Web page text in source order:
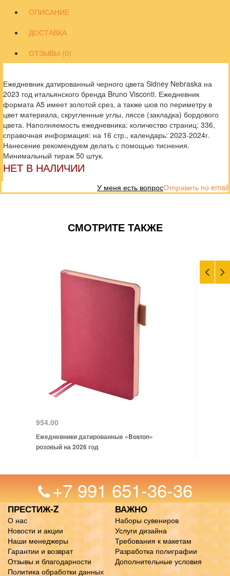
ОПИСАНИЕ
ДОСТАВКА
ОТЗЫВЫ (0)
Ежедневник датированный черного цвета Sidney Nebraska на
2023 год итальянского бренда Bruno Visconti. Ежедневник
формата А5 имеет золотой срез, а также шов по периметру в
цвет материала, скругленные углы, ляссе (закладка) бордового
цвета. Наполняемость ежедневника: количество страниц: 336,
справочная информация: на 16 стр., календарь: 2023-2024г.
Нанесение рекомендуем делать с помощью тиснения.
Минимальный тираж 50 штук.
НЕТ В НАЛИЧИИ
Отправить по email
У меня есть вопрос
СМОТРИТЕ ТАКЖЕ
954.00
Ежедневники датированные «Boston»
розовый на 2026 год
+7 991 651-36-36
ПРЕСТИЖ-Z
О нас
Новости и акции
Наши менеджеры
Гарантии и возврат
Отзывы и благодарности
Политика обработки данных
ВАЖНО
Наборы сувениров
Услуги дизайна
Требования к макетам
Разработка полиграфии
Дополнительные условия